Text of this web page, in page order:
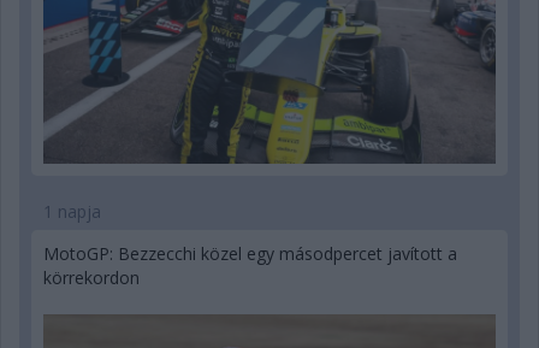
1 napja
MotoGP: Bezzecchi közel egy másodpercet javított a
körrekordon